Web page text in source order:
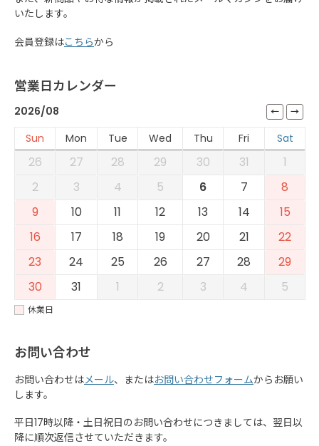
いたします。
会員登録はこちらから
営業日カレンダー
2026/08
Sun
Mon Tue Wed Thu Fri Sat
26 27 28 29 30 31
1
2
3 4 5 6 7
8
9
10 11 12 13 14
15
16
17 18 19 20 21
22
23
24 25 26 27 28
29
30
31 1 2 3 4 5
休業日
お問い合わせ
お問い合わせはメール、またはお問い合わせフォームからお願い
します。
平日17時以降・土日祝日のお問い合わせにつきましては、翌日以
降に順次返信させていただきます。